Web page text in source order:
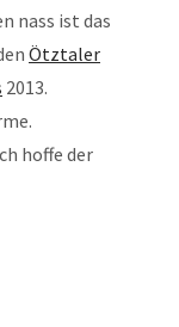
nass ist das
Ötztaler
2013.
hoffe der